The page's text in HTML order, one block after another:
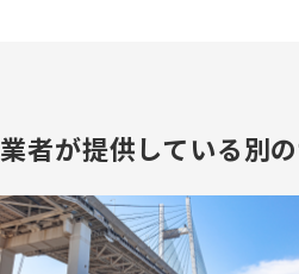
者が提供している別